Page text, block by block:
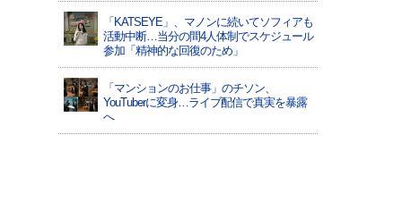
「KATSEYE」、マノンに続いてソフィアも
活動中断…当分の間4人体制でスケジュール
参加「精神的な回復のため」
「マンションのお仕事」のチソン、
YouTuberに変身…ライブ配信で真実を暴露
へ